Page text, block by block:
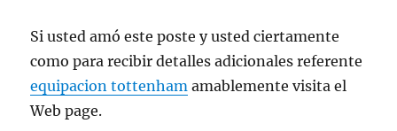
Si usted amó este poste y usted ciertamente
como para recibir detalles adicionales referente
equipacion tottenham amablemente visita el
Web page.